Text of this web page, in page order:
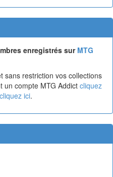
enregistrés sur MTG
sans restriction vos collections
un compte MTG Addict cliquez
cliquez ici.